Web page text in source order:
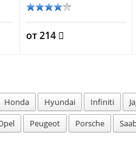
от 214
Honda Hyundai Infiniti
Peugeot Porsche